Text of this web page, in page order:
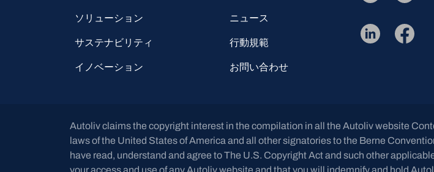
ソリューション ニュース
サステナビリティ 行動規範
イノベーション お問い合わせ
LI FB
Autoliv claims the copyright interest in the compilation in all the Autoliv website
laws of the United States of America and all other signatories to the Berne
have read, understand and agree to The U.S. Copyright Act and such other
your access and use of any Autoliv website and that you will indemnify and hold